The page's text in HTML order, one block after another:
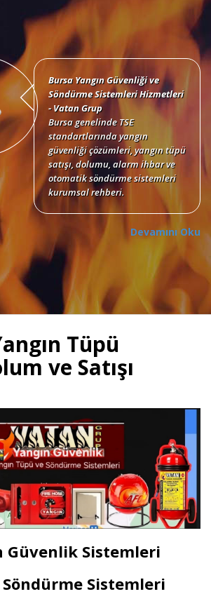
Devamını Oku
Bursa Yangın Güvenliği ve
Söndürme Sistemleri Hizmetleri
- Vatan Grup
Bursa genelinde TSE
standartlarında yangın
güvenliği çözümleri, yangın tüpü
satışı, dolumu, alarm ihbar ve
otomatik söndürme sistemleri
kurumsal rehberi.
Devamını Oku
Bursa Yangın Tüpü Satışı,
Dolumu ve Periyodik Bakım
Hizmetleri
50 kg KKT tozlu, köpüklü, CO2
gazlı yangın tüpleri, otomatik
tavan tipi sprinkli, pano ve
mutfak davlumbaz tüpü satışı
Devamını Oku
Bursa Hassas Yangın ve Duman
Dedektörü Çeşitleri
Bursa duman dedektörü ısı
dedektörü, (pilli duman
multisensörler ve yüksek tavanlı
yangın dedektörü satış ve
montajı.
Tüpü
ve Satışı
Güvenlik Sistemleri
Söndürme Sistemleri